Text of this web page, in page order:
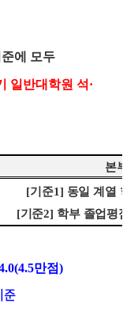
에 모두
일반대학원 석 ·
본부
[기준1] 동일 계열 학
[기준2] 학부 졸업평점
만점)
준